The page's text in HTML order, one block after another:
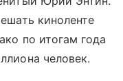
киноленте
по итогам года
человек.